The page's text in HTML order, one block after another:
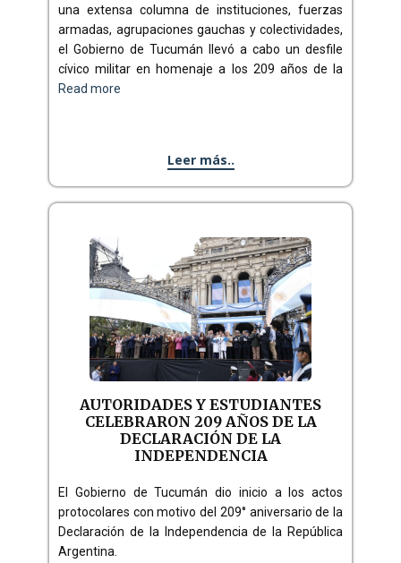
una extensa columna de instituciones, fuerzas
armadas, agrupaciones gauchas y colectividades,
el Gobierno de Tucumán llevó a cabo un desfile
cívico militar en homenaje a los 209 años de la
Read more
Leer más..
AUTORIDADES Y ESTUDIANTES
CELEBRARON 209 AÑOS DE LA
DECLARACIÓN DE LA
INDEPENDENCIA
El Gobierno de Tucumán dio inicio a los actos
protocolares con motivo del 209° aniversario de la
Declaración de la Independencia de la República
Argentina.